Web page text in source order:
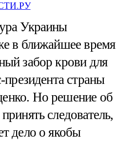
Украины
в ближайшее время
забор крови для
президента страны
Но решение об
следователь,
дело о якобы